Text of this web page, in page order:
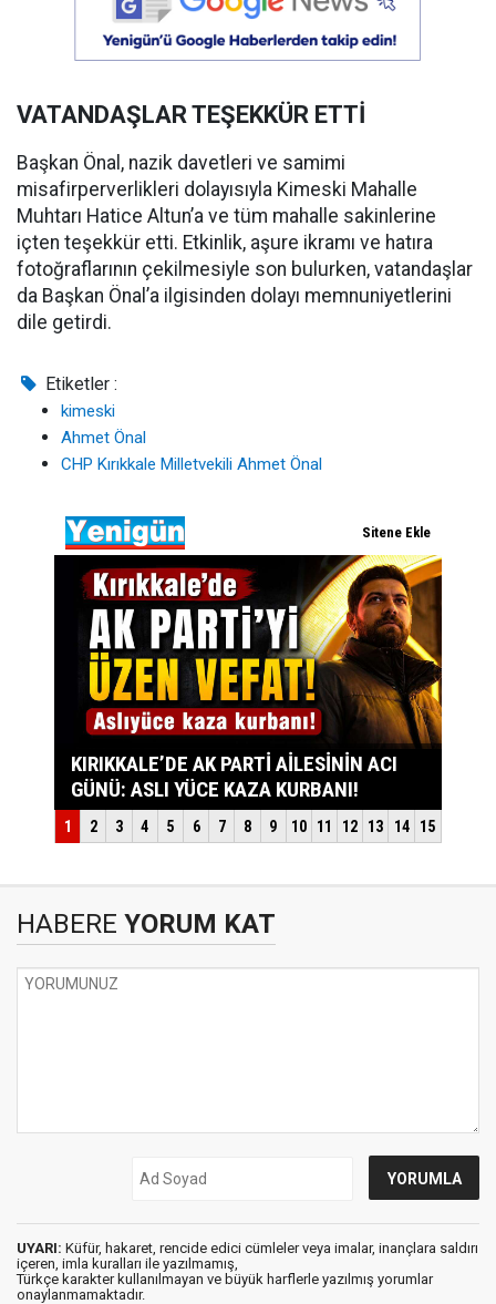
VATANDAŞLAR TEŞEKKÜR ETTİ
Başkan Önal, nazik davetleri ve samimi
misafirperverlikleri dolayısıyla Kimeski Mahalle
Muhtarı Hatice Altun’a ve tüm mahalle sakinlerine
içten teşekkür etti. Etkinlik, aşure ikramı ve hatıra
fotoğraflarının çekilmesiyle son bulurken, vatandaşlar
da Başkan Önal’a ilgisinden dolayı memnuniyetlerini
dile getirdi.
Etiketler :
kimeski
Ahmet Önal
CHP Kırıkkale Milletvekili Ahmet Önal
HABERE YORUM KAT
UYARI: Küfür, hakaret, rencide edici cümleler veya imalar, inançlara saldırı
içeren, imla kuralları ile yazılmamış,
Türkçe karakter kullanılmayan ve büyük harflerle yazılmış yorumlar
onaylanmamaktadır.